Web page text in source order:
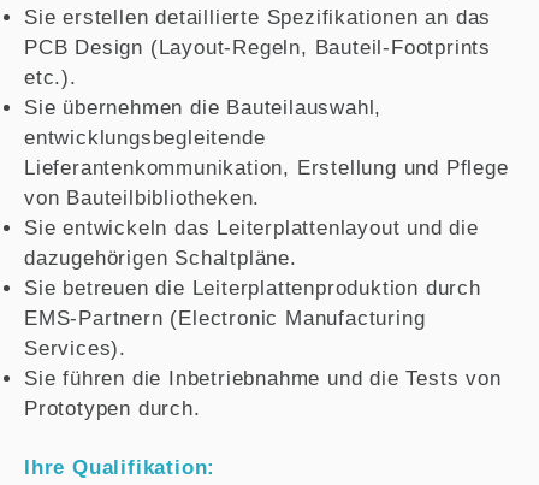
Sie erstellen detaillierte Spezifikationen an das
PCB Design (Layout-Regeln, Bauteil-Footprints
etc.).
Sie übernehmen die Bauteilauswahl,
entwicklungsbegleitende
Lieferantenkommunikation, Erstellung und Pflege
von Bauteilbibliotheken.
Sie entwickeln das Leiterplattenlayout und die
dazugehörigen Schaltpläne.
Sie betreuen die Leiterplattenproduktion durch
EMS-Partnern (Electronic Manufacturing
Services).
Sie führen die Inbetriebnahme und die Tests von
Prototypen durch.
Ihre Qualifikation: